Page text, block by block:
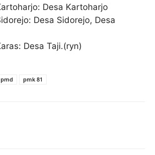
Desa Kartoharjo
Desa Sidorejo, Desa
Desa Taji.(ryn)
pmd pmk 81